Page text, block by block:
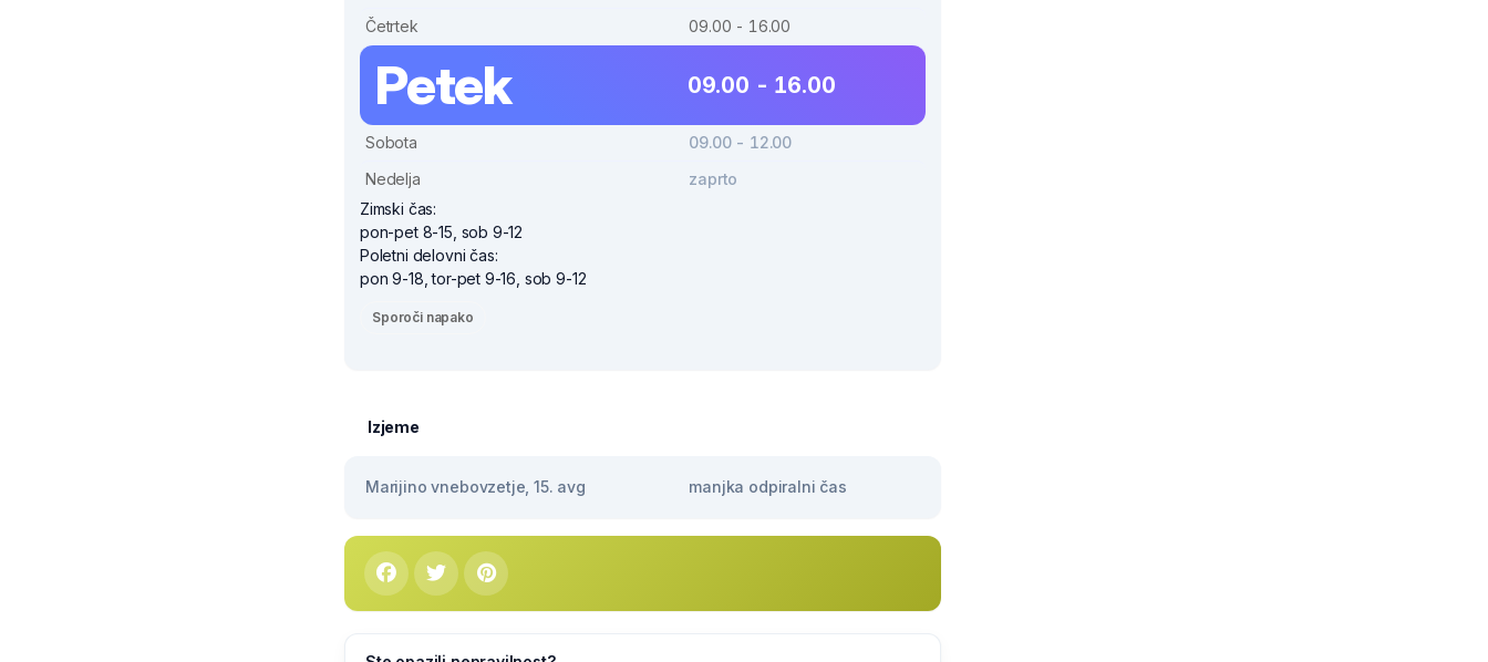
Četrtek
09.00 - 16.00
Petek 09.00 - 16.00
Sobota
09.00 - 12.00
Nedelja
zaprto
Zimski čas:
pon-pet 8-15, sob 9-12
Poletni delovni čas:
pon 9-18, tor-pet 9-16, sob 9-12
Sporoči napako
Izjeme
Marijino vnebovzetje, 15. avg manjka odpiralni čas